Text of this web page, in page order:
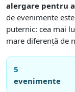
alergare pentru
de evenimente
puternic: cea mai
mare diferență de
5
evenimente